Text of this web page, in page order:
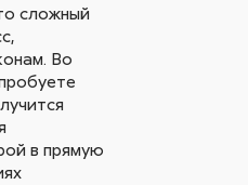
сложный
Во
в прямую